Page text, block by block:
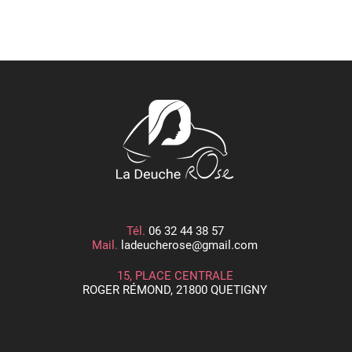
Tél. 06 32 44 38 57
Mail. ladeucherose@gmail.com
15, PLACE CENTRALE
ROGER RÉMOND, 21800 QUETIGNY